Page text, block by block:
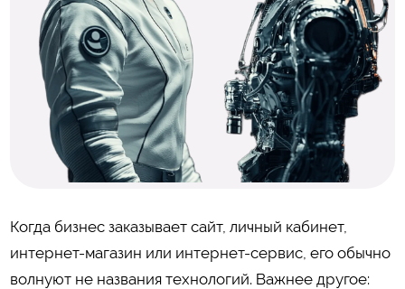
Когда бизнес заказывает сайт, личный кабинет,
интернет-магазин или интернет-сервис, его обычно
волнуют не названия технологий. Важнее другое: